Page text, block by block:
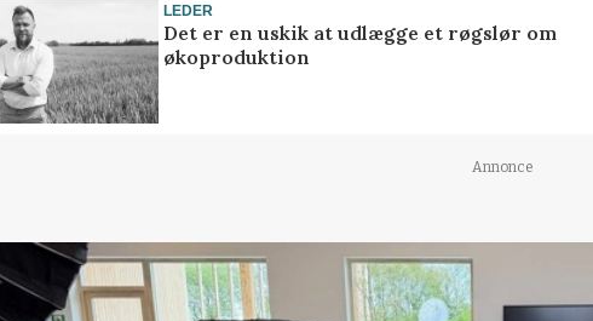
LEDER
Det er en uskik at udlægge et røgslør om
økoproduktion
Annonce